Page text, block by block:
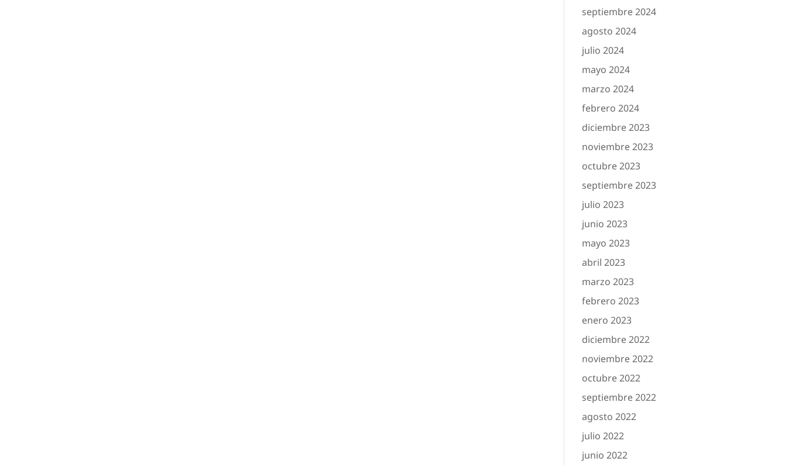
septiembre 2024
agosto 2024
julio 2024
mayo 2024
marzo 2024
febrero 2024
diciembre 2023
noviembre 2023
octubre 2023
septiembre 2023
julio 2023
junio 2023
mayo 2023
abril 2023
marzo 2023
febrero 2023
enero 2023
diciembre 2022
noviembre 2022
octubre 2022
septiembre 2022
agosto 2022
julio 2022
junio 2022